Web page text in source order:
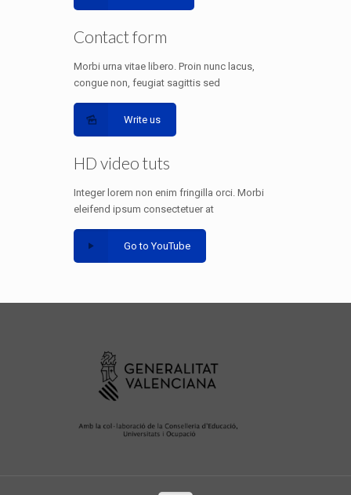
Contact form
Morbi urna vitae libero. Proin nunc lacus,
congue non, feugiat sagittis sed
Write us
HD video tuts
Integer lorem non enim fringilla orci. Morbi
eleifend ipsum consectetuer at
Go to YouTube